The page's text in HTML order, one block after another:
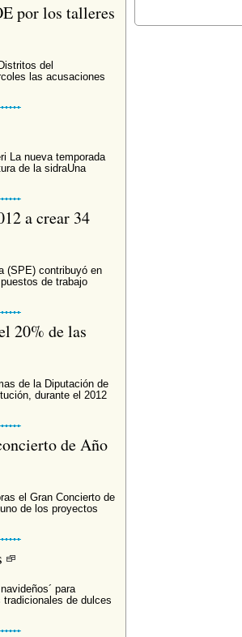
por los talleres
del
las acusaciones
La nueva temporada
de la sidraUna
a crear 34
(SPE) contribuyó en
de trabajo
20% de las
de la Diputación de
durante el 2012
de Año
el Gran Concierto de
de los proyectos
para
de dulces